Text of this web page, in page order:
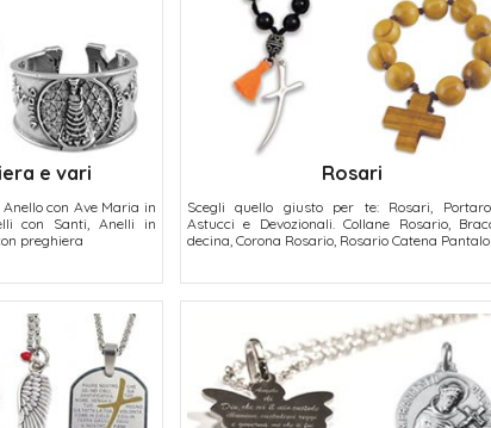
e vari
con Ave Maria in
con Santi, Anelli in
preghiera
Rosari
Scegli quello giusto per te: Rosari,
Astucci e Devozionali. Collane Rosario,
decina, Corona Rosario, Rosario Catena